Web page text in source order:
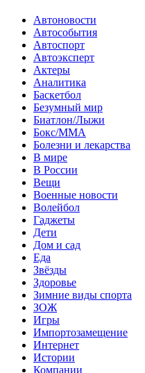
Автоновости
Автособытия
Автоспорт
Автоэксперт
Актеры
Аналитика
Баскетбол
Безумный мир
Биатлон/Лыжи
Бокс/MMA
Болезни и лекарства
В мире
В России
Вещи
Военные новости
Волейбол
Гаджеты
Дети
Дом и сад
Еда
Звёзды
Здоровье
Зимние виды спорта
ЗОЖ
Игры
Импортозамещение
Интернет
Истории
Компании